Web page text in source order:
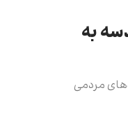
به
مردمی